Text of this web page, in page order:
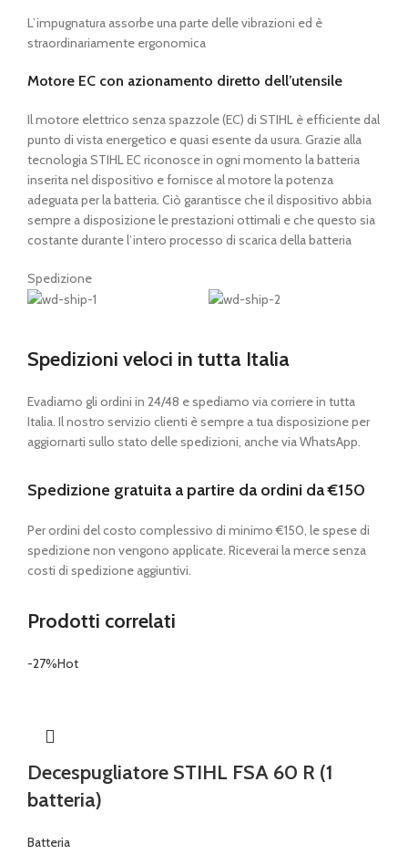
L’impugnatura assorbe una parte delle vibrazioni ed è
straordinariamente ergonomica
Motore EC con azionamento diretto dell’utensile
Il motore elettrico senza spazzole (EC) di STIHL è efficiente dal
punto di vista energetico e quasi esente da usura. Grazie alla
tecnologia STIHL EC riconosce in ogni momento la batteria
inserita nel dispositivo e fornisce al motore la potenza
adeguata per la batteria. Ciò garantisce che il dispositivo abbia
sempre a disposizione le prestazioni ottimali e che questo sia
costante durante l’intero processo di scarica della batteria
Spedizione
Spedizioni veloci in tutta Italia
Evadiamo gli ordini in 24/48 e spediamo via corriere in tutta
Italia. Il nostro servizio clienti è sempre a tua disposizione per
aggiornarti sullo stato delle spedizioni, anche via WhatsApp.
Spedizione gratuita a partire da ordini da €150
Per ordini del costo complessivo di minimo €150, le spese di
spedizione non vengono applicate. Riceverai la merce senza
costi di spedizione aggiuntivi.
Prodotti correlati
-27%Hot
Decespugliatore STIHL FSA 60 R (1
batteria)
Batteria